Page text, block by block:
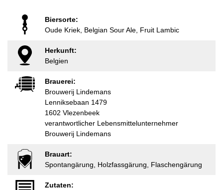
Biersorte:
Oude Kriek, Belgian Sour Ale, Fruit Lambic
Herkunft:
Belgien
Brauerei:
Brouwerij Lindemans
Lenniksebaan 1479
1602 Vlezenbeek
verantwortlicher Lebensmittelunternehmer
Brouwerij Lindemans
Brauart:
Spontangärung, Holzfassgärung, Flaschengärung
Zutaten: